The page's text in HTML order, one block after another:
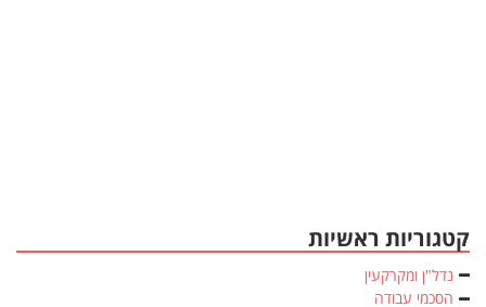
קטגוריות ראשיות
נדל"ן ומקרקעין
הסכמי עבודה